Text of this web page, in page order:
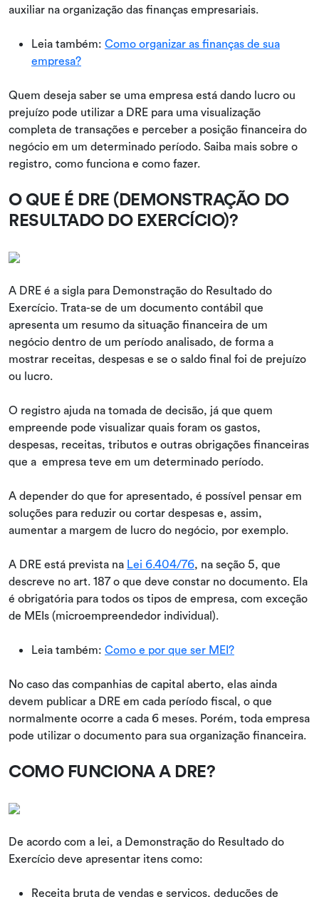
auxiliar na organização das finanças empresariais.
Leia também: Como organizar as finanças de sua
empresa?
Quem deseja saber se uma empresa está dando lucro ou
prejuízo pode utilizar a DRE para uma visualização
completa de transações e perceber a posição financeira do
negócio em um determinado período. Saiba mais sobre o
registro, como funciona e como fazer.
O QUE É DRE (DEMONSTRAÇÃO DO
RESULTADO DO EXERCÍCIO)?
A DRE é a sigla para Demonstração do Resultado do
Exercício. Trata-se de um documento contábil que
apresenta um resumo da situação financeira de um
negócio dentro de um período analisado, de forma a
mostrar receitas, despesas e se o saldo final foi de prejuízo
ou lucro.
O registro ajuda na tomada de decisão, já que quem
empreende pode visualizar quais foram os gastos,
despesas, receitas, tributos e outras obrigações financeiras
que a empresa teve em um determinado período.
A depender do que for apresentado, é possível pensar em
soluções para reduzir ou cortar despesas e, assim,
aumentar a margem de lucro do negócio, por exemplo.
A DRE está prevista na Lei 6.404/76, na seção 5, que
descreve no art. 187 o que deve constar no documento. Ela
é obrigatória para todos os tipos de empresa, com exceção
de MEIs (microempreendedor individual).
Leia também: Como e por que ser MEI?
No caso das companhias de capital aberto, elas ainda
devem publicar a DRE em cada período fiscal, o que
normalmente ocorre a cada 6 meses. Porém, toda empresa
pode utilizar o documento para sua organização financeira.
COMO FUNCIONA A DRE?
De acordo com a lei, a Demonstração do Resultado do
Exercício deve apresentar itens como:
Receita bruta de vendas e serviços, deduções de